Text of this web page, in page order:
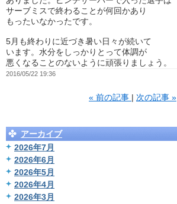
サーブミスで終わることが何回かあり
もったいなかったです。
5月も終わりに近づき暑い日々が続いて
います。水分をしっかりとって体調が
悪くなることのないように頑張りましょう。
2016/05/22 19:36
« 前の記事 次の記事 »
アーカイブ
2026年7月
2026年6月
2026年5月
2026年4月
2026年3月